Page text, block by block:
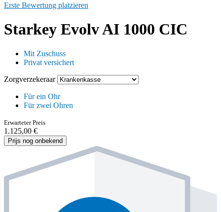
Erste Bewertung platzieren
Starkey Evolv AI 1000 CIC
Mit Zuschuss
Privat versichert
Zorgverzekeraar
Für ein Ohr
Für zwei Ohren
Erwarteter Preis
1.125,00 €
Prijs nog onbekend